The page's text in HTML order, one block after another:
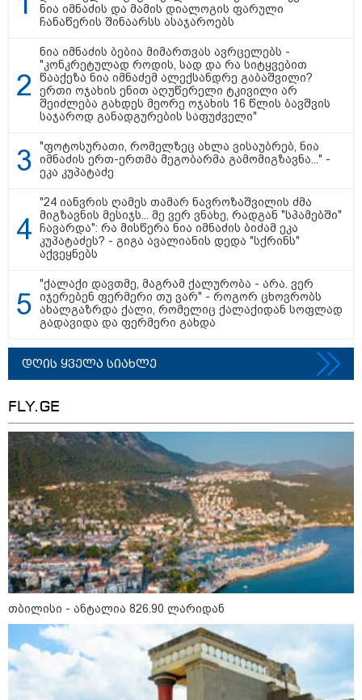
თბილისი - ანტალია 826.90
ლარიდან
თბილისი - ჰერაკლიონი 2603.10
თბილისი - ბუდაპეშტი 1049.00
ლარიდან
თბილისი - რომი 1316.70 ლარიდან
მნიშვნელოვანი ინფორმაცია
11:13 / 05-08-2026
Hisense წარმოგიდგენთ გზავნილს "ინოვაციები
უკეთესი ცხოვრებისათვის" FIFA-ს 2026 წლის
ნია იმნაძის და მამის დიალოგის ფარული
ჩანაწერის შინაარსს ასაჯაროებს
ნია იმნაძის ბებია მიმართვას ავრცელებს -
"კონკრეტულად როდის, სად და რა სიტყვებით
წააქეზა ნია იმნაძემ ალექსანდრე გაბაშვილი?
ერთი ოჯახის ენით აღუწერელი ტკივილი არ
შეიძლება გახდეს მეორე ოჯახის 16 წლის ბავშვის
საჯაროდ განადგურების საფუძველი"
"ფოტოსურათი, რომელზეც ახლა ვისაუბრებ, ნია
იმნაძის ერთ-ერთმა მეგობარმა გამომიგზავნა..." -
ეკა კუპატაძე
"24 იანვრის ღამეს თამარ ნავროზაშვილის ძმა
მიგზავნის მესიჯს... მე ვერ ვნახე, რადგან "სპამებში"
ჩავარდა": რა მისწერა ნია იმნაძის ბიძამ ეკა
კუპატაძეს? - გიგა ავალიანის დედა "სქრინს"
აქვეყნებს
"ქალაქი დავთმე, მაგრამ ქალურობა - არა. ვერ
იჯერებენ ფერმერი თუ ვარ" - როგორ ცხოვრობს
ახალგაზრდა ქალი, რომელიც ქალაქიდან სოფლად
გადავიდა და ფერმერი გახდა
დღის ყველა სიახლე
FLY.GE
თბილისი - ანტალია 826.90 ლარიდან